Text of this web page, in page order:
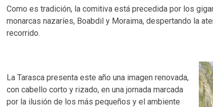
Como es tradición, la comitiva está precedida por los
monarcas nazaríes, Boabdil y Moraima, despertando la
recorrido.
La Tarasca presenta este año una imagen renovada,
con cabello corto y rizado, en una jornada marcada
por la ilusión de los más pequeños y el ambiente